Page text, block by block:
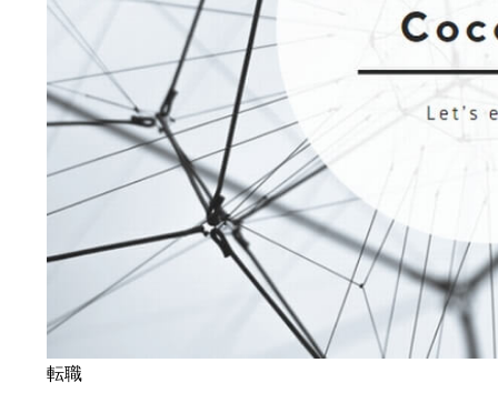
転職